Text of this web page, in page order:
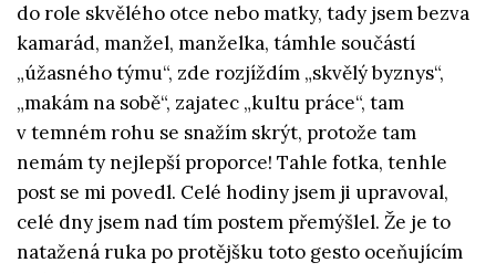
do role skvělého otce nebo matky, tady jsem bezva
kamarád, manžel, manželka, támhle součástí
„úžasného týmu“, zde rozjíždím „skvělý byznys“,
„makám na sobě“, zajatec „kultu práce“, tam
v temném rohu se snažím skrýt, protože tam
nemám ty nejlepší proporce! Tahle fotka, tenhle
post se mi povedl. Celé hodiny jsem ji upravoval,
celé dny jsem nad tím postem přemýšlel. Že je to
natažená ruka po protějšku toto gesto oceňujícím